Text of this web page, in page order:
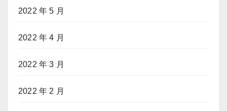
2022 年 5 月
2022 年 4 月
2022 年 3 月
2022 年 2 月